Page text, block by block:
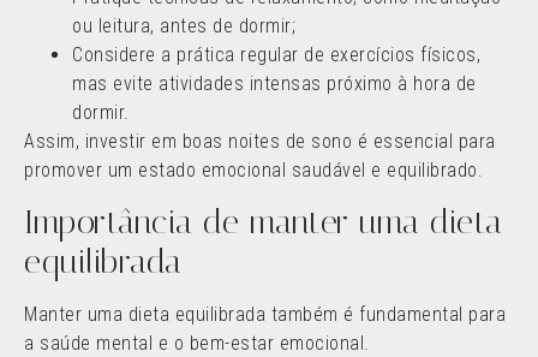
ou leitura, antes de dormir;
Considere a prática regular de exercícios físicos,
mas evite atividades intensas próximo à hora de
dormir.
Assim, investir em boas noites de sono é essencial para
promover um estado emocional saudável e equilibrado.
Importância de manter uma dieta
equilibrada
Manter uma dieta equilibrada também é fundamental para
a saúde mental e o bem-estar emocional.